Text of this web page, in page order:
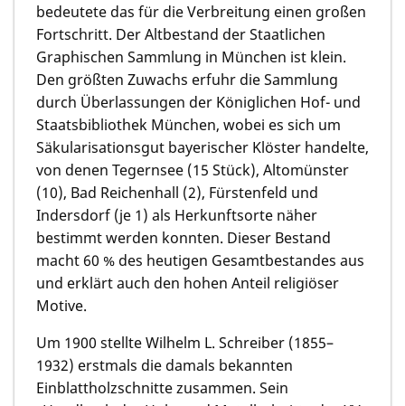
bedeutete das für die Verbreitung einen großen
Fortschritt. Der Altbestand der Staatlichen
Graphischen Sammlung in München ist klein.
Den größten Zuwachs erfuhr die Sammlung
durch Überlassungen der Königlichen Hof- und
Staatsbibliothek München, wobei es sich um
Säkularisationsgut bayerischer Klöster handelte,
von denen Tegernsee (15 Stück), Altomünster
(10), Bad Reichenhall (2), Fürstenfeld und
Indersdorf (je 1) als Herkunftsorte näher
bestimmt werden konnten. Dieser Bestand
macht 60 % des heutigen Gesamtbestandes aus
und erklärt auch den hohen Anteil religiöser
Motive.
Um 1900 stellte Wilhelm L. Schreiber (1855–
1932) erstmals die damals bekannten
Einblattholzschnitte zusammen. Sein